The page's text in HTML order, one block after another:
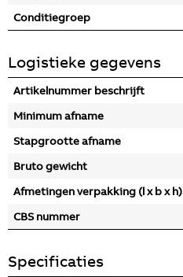
Conditiegroep
Logistieke gegevens
Artikelnummer beschrijft
Minimum afname
Stapgrootte afname
Bruto gewicht
Afmetingen verpakking (l x b x h)
CBS nummer
Specificaties